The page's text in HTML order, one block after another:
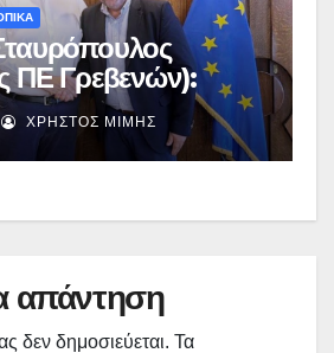
ΠΕ Γρεβενών):
επιπλέον
Δημοτικό Στάδιο
ΧΡΉΣΤΟΣ ΜΊΜΗΣ
απάντηση
δεν δημοσιεύεται. Τα